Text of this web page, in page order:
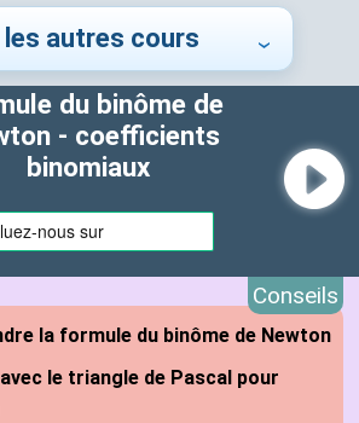
les autres cours
du binôme de
- coefficients
binomiaux
Conseils
la formule du binôme de Newton
le triangle de Pascal pour